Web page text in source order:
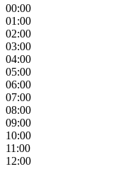
00:00
01:00
02:00
03:00
04:00
05:00
06:00
07:00
08:00
09:00
10:00
11:00
12:00